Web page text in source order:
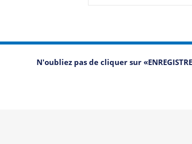
N'oubliez pas de cliquer sur